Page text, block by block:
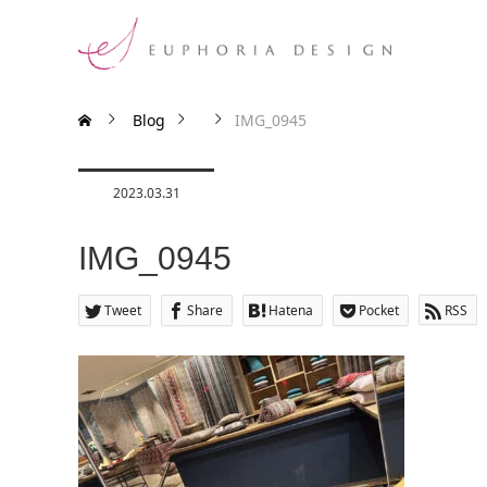
Blog IMG_0945
2023.03.31
IMG_0945
Tweet Share Hatena Pocket RSS